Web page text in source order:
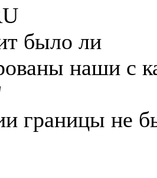
было ли
наши с
границы не